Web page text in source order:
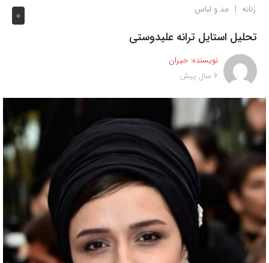
0 زنانه مد و لباس
تحلیل استایل ترانه علیدوستی
نویسنده: جیران
6 سال پیش